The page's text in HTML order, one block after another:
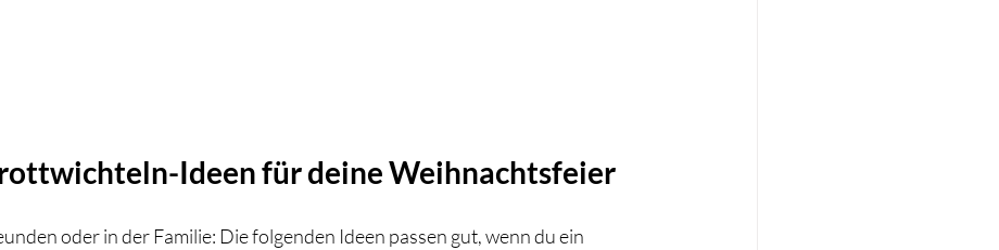
Ideen für deine Weihnachtsfeier
oder in der Familie: Die folgenden Ideen passen gut, wenn du ein